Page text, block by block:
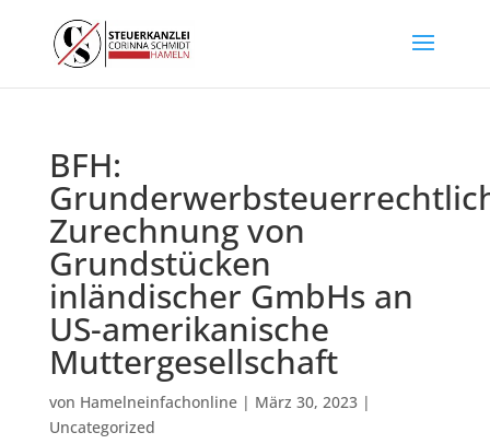
BFH:
Zurechnung von
Grundstücken
inländischer GmbHs an
US-amerikanische
Muttergesellschaft
von Hamelneinfachonline| März 30, 2023|
Uncategorized